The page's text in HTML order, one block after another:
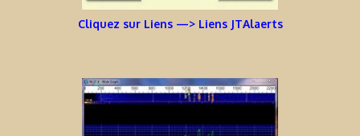
Cliquez sur Liens —> Liens JTAlaerts